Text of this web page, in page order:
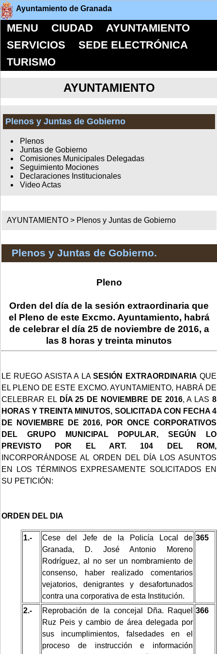
Ayuntamiento de Granada
MENU CIUDAD
AYUNTAMIENTO
SERVICIOS
SEDE ELECTRÓNICA
TURISMO
AYUNTAMIENTO
Plenos y Juntas de Gobierno
Plenos
Juntas de Gobierno
Comisiones Municipales Delegadas
Seguimiento Mociones
Declaraciones Institucionales
Video Actas
AYUNTAMIENTO > Plenos y Juntas de Gobierno
Plenos y Juntas de Gobierno.
Pleno
Orden del día de la sesión extraordinaria que
el Pleno de este Excmo. Ayuntamiento, habrá
de celebrar el día 25 de noviembre de 2016, a
las 8 horas y treinta minutos
LE RUEGO ASISTA A LASESIÓN EXTRAORDINARIA QUE
EL PLENO DE ESTE EXCMO. AYUNTAMIENTO, HABRÁ DE
CELEBRAR EL DÍA 25 DE NOVIEMBRE DE 2016, A LAS8
HORAS Y TREINTA MINUTOS, SOLICITADA CON FECHA 4
DE NOVIEMBRE DE 2016, POR ONCE CORPORATIVOS
DEL GRUPO MUNICIPAL POPULAR, SEGÚN LO
PREVISTO POR EL ART. 104 DEL ROM,
INCORPORÁNDOSE AL ORDEN DEL DÍA LOS ASUNTOS
EN LOS TÉRMINOS EXPRESAMENTE SOLICITADOS EN
SU PETICIÓN:
ORDEN DEL DIA
1.-
Cese del Jefe de la Policía Local de
Granada, D. José Antonio Moreno
Rodríguez, al no ser un nombramiento de
consenso, haber realizado comentarios
vejatorios, denigrantes y desafortunados
contra una corporativa de esta Institución.
365
2.-
Reprobación de la concejal Dña. Raquel
Ruz Peis y cambio de área delegada por
sus incumplimientos, falsedades en el
proceso de instrucción e información
366